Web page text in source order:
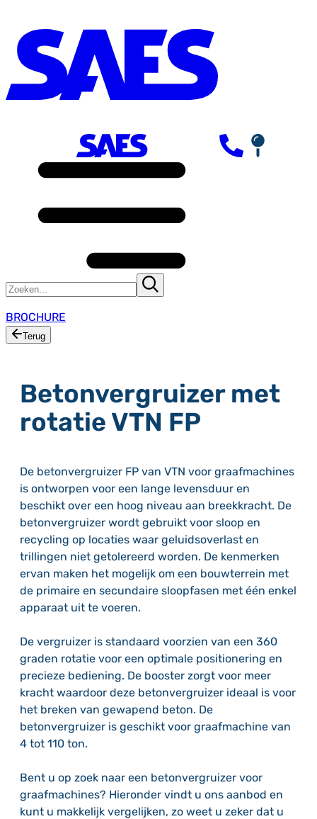
BROCHURE
Terug
Betonvergruizer met
rotatie VTN FP
De betonvergruizer FP van VTN voor graafmachines
is ontworpen voor een lange levensduur en
beschikt over een hoog niveau aan breekkracht. De
betonvergruizer wordt gebruikt voor sloop en
recycling op locaties waar geluidsoverlast en
trillingen niet getolereerd worden. De kenmerken
ervan maken het mogelijk om een ​​bouwterrein met
de primaire en secundaire sloopfasen met één enkel
apparaat uit te voeren.
De vergruizer is standaard voorzien van een 360
graden rotatie voor een optimale positionering en
precieze bediening. De booster zorgt voor meer
kracht waardoor deze betonvergruizer ideaal is voor
het breken van gewapend beton. De
betonvergruizer is geschikt voor graafmachine van
4 tot 110 ton.
Bent u op zoek naar een betonvergruizer voor
graafmachines? Hieronder vindt u ons aanbod en
kunt u makkelijk vergelijken, zo weet u zeker dat u